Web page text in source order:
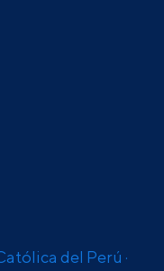
del Perú ·